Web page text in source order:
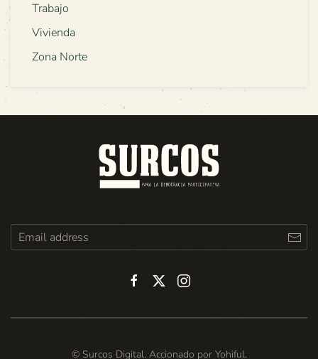
Trabajo
Vivienda
Zona Norte
© Surcos Digital. Accionado por Yohiful.